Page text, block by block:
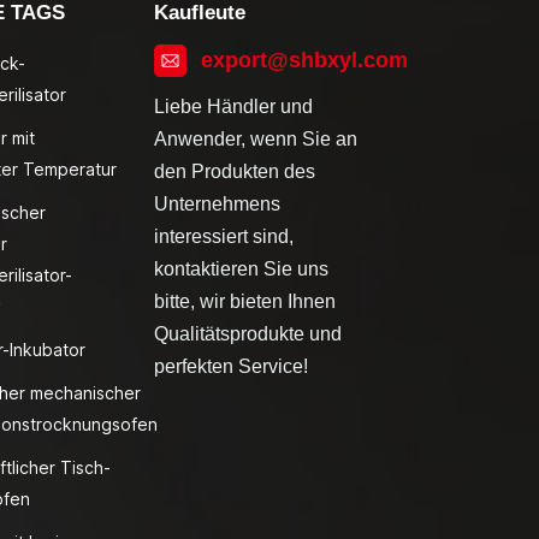
TAGS
mit
Temperatur
Inkubator
mechanischer
Tisch-
Kaufleute
export@shbxyl.com
Liebe Händler und
Anwender, wenn Sie an
den Produkten des
Unternehmens
interessiert sind,
kontaktieren Sie uns
bitte, wir bieten Ihnen
Qualitätsprodukte und
perfekten Service!